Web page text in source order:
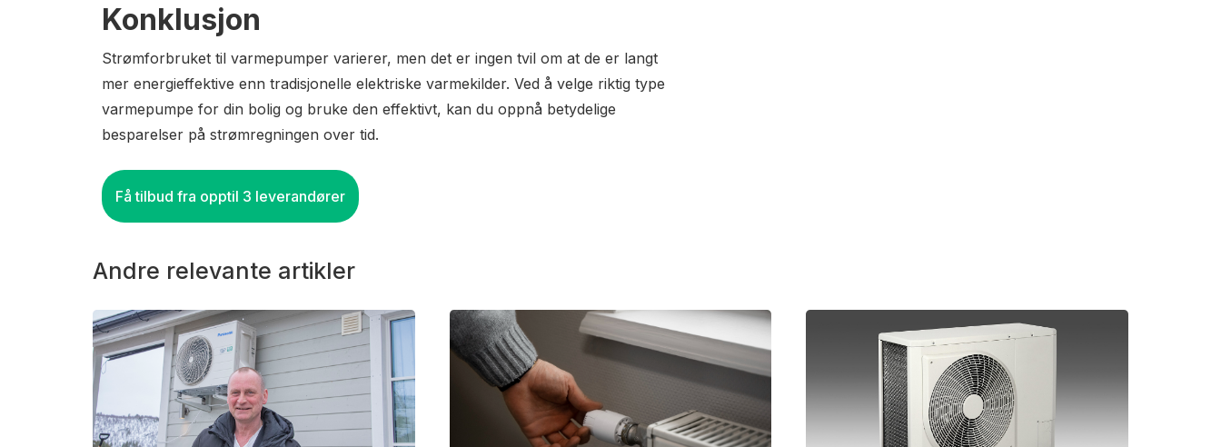
Konklusjon
Strømforbruket til varmepumper varierer, men det er ingen tvil om at de er langt
mer energieffektive enn tradisjonelle elektriske varmekilder. Ved å velge riktig type
varmepumpe for din bolig og bruke den effektivt, kan du oppnå betydelige
besparelser på strømregningen over tid.
Få tilbud fra opptil 3 leverandører
Andre relevante artikler